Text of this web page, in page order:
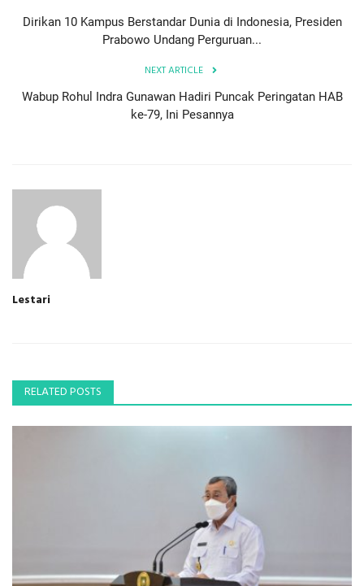
Dirikan 10 Kampus Berstandar Dunia di Indonesia, Presiden
Prabowo Undang Perguruan...
NEXT ARTICLE
Wabup Rohul Indra Gunawan Hadiri Puncak Peringatan HAB
ke-79, Ini Pesannya
Lestari
RELATED POSTS